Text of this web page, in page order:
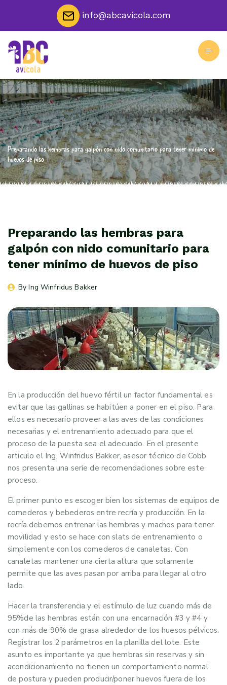
info@abcavicola.com
Preparando las hembras para galpón con nido comunitario para tener mínimo de
huevos de piso
Preparando las hembras para
galpón con nido comunitario para
tener mínimo de huevos de piso
By Ing Winfridus Bakker
En la producción del huevo fértil un factor fundamental es
evitar que las gallinas se habitúen a poner en el piso. Para
ellos es necesario proveer a las aves de las condiciones
necesarias y el entrenamiento adecuado para que el
proceso de la puesta sea el adecuado. En el presente
articulo el Ing. Winfridus Bakker, asesor técnico de Cobb
nos presenta una serie de recomendaciones sobre este
proceso.
El primer punto es escoger bien los sistemas de equipos de
comederos y bebederos entre recría y producción. En la
recría debemos entrenar las hembras y machos para tener
movilidad y esto se hace con slats de entrenamiento o
simplemente con los comederos de canaletas. Con
canaletas mantener una cierta altura que solamente
permite que las aves pasan por arriba para llegar al otro
lado.
Hacer la transferencia y el estímulo de luz cuando más de
95%de las hembras están con una encarnación #3 y #4 y
con más de 90% de grasa alrededor de los huesos pélvicos.
Registrar los 2 parámetros en la planilla del lote. Este
asunto es importante ya que hembras sin reservas y sin
acondicionamiento no tienen un comportamiento normal
de postura y pueden producir/poner huevos fuera de los